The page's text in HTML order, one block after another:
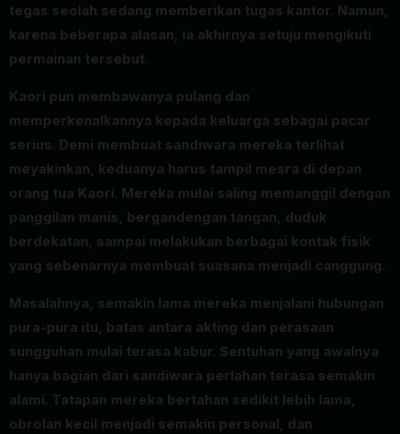
tegas seolah sedang memberikan tugas kantor. Namun,
karena beberapa alasan, ia akhirnya setuju mengikuti
permainan tersebut.
Kaori pun membawanya pulang dan
memperkenalkannya kepada keluarga sebagai pacar
serius. Demi membuat sandiwara mereka terlihat
meyakinkan, keduanya harus tampil mesra di depan
orang tua Kaori. Mereka mulai saling memanggil dengan
panggilan manis, bergandengan tangan, duduk
berdekatan, sampai melakukan berbagai kontak fisik
yang sebenarnya membuat suasana menjadi canggung.
Masalahnya, semakin lama mereka menjalani hubungan
pura-pura itu, batas antara akting dan perasaan
sungguhan mulai terasa kabur. Sentuhan yang awalnya
hanya bagian dari sandiwara perlahan terasa semakin
alami. Tatapan mereka bertahan sedikit lebih lama,
obrolan kecil menjadi semakin personal, dan